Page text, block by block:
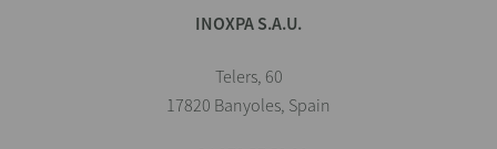
INOXPA S.A.U.
Telers, 60
17820 Banyoles, Spain